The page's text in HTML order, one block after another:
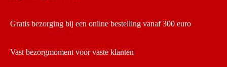
Gratis bezorging bij een online bestelling vanaf 300 euro
Vast bezorgmoment voor vaste klanten